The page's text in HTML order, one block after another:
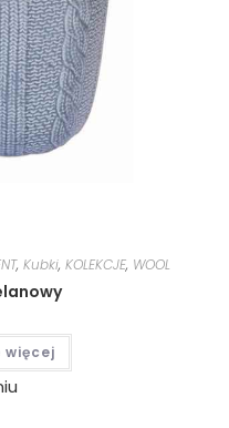
, Kubki, KOLEKCJE, WOOL
więcej